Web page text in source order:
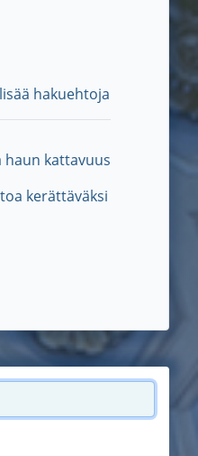
hakuehtoja
haun kattavuus
kerättäväksi